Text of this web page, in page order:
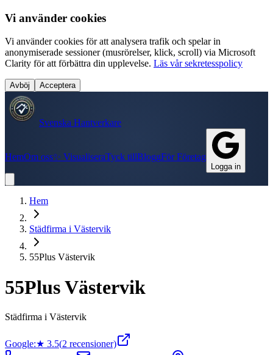
Vi använder cookies
Vi använder cookies för att analysera trafik och spelar in
anonymiserade sessioner (musrörelser, klick, scroll) via Microsoft
Clarity för att förbättra din upplevelse. Läs vår sekretesspolicy
Avböj Acceptera
Svenska Hantverkare
HemOm oss✨ VisualiseraTyck tillBloggFör Företag
Logga in
Hem
Städfirma i Västervik
55Plus Västervik
55Plus Västervik
Städfirma i Västervik
Google:★ 3.5(2 recensioner)